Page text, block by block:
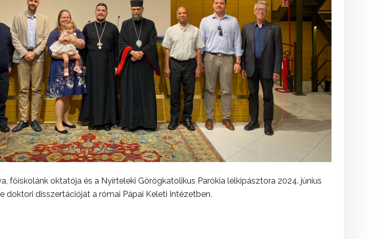
főiskolánk oktatója és a Nyírteleki Görögkatolikus Parókia lelkipásztora 2024. június
doktori disszertációját a római Pápai Keleti Intézetben.